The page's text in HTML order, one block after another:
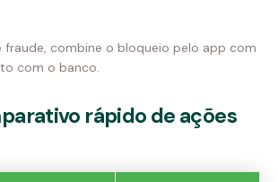
fraude, combine o bloqueio pelo app com
com o banco.
rápido de ações